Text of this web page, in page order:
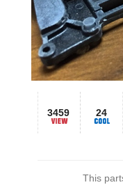
3459 24
This